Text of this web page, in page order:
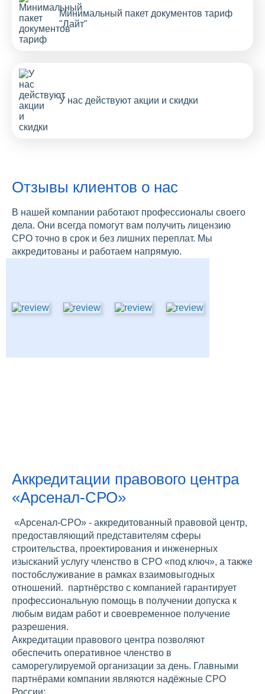
Минимальный пакет документов тариф
"Лайт"
У нас действуют акции и скидки
Отзывы клиентов о нас
В нашей компании работают профессионалы своего
дела. Они всегда помогут вам получить лицензию
СРО точно в срок и без лишних переплат. Мы
аккредитованы и работаем напрямую.
Аккредитации правового центра
«Арсенал-СРО»
«Арсенал-СРО» - аккредитованный правовой центр,
предоставляющий представителям сферы
строительства, проектирования и инженерных
изысканий услугу членство в СРО «под ключ», а также
постобслуживание в рамках взаимовыгодных
отношений. партнёрство с компанией гарантирует
профессиональную помощь в получении допуска к
любым видам работ и своевременное получение
разрешения.
Аккредитации правового центра позволяют
обеспечить оперативное членство в
саморегулируемой организации за день. Главными
партнёрами компании являются надёжные СРО
России: